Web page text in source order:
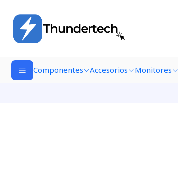
Componentes Accesorios Monitores